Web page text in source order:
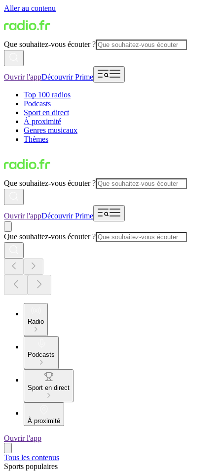
Aller au contenu
Que souhaitez-vous écouter ?
Ouvrir l'appDécouvrir Prime
Top 100 radios
Podcasts
Sport en direct
À proximité
Genres musicaux
Thèmes
Que souhaitez-vous écouter ?
Ouvrir l'appDécouvrir Prime
Que souhaitez-vous écouter ?
Radio
Podcasts
Sport en direct
À proximité
Ouvrir l'app
Tous les contenus
Sports populaires